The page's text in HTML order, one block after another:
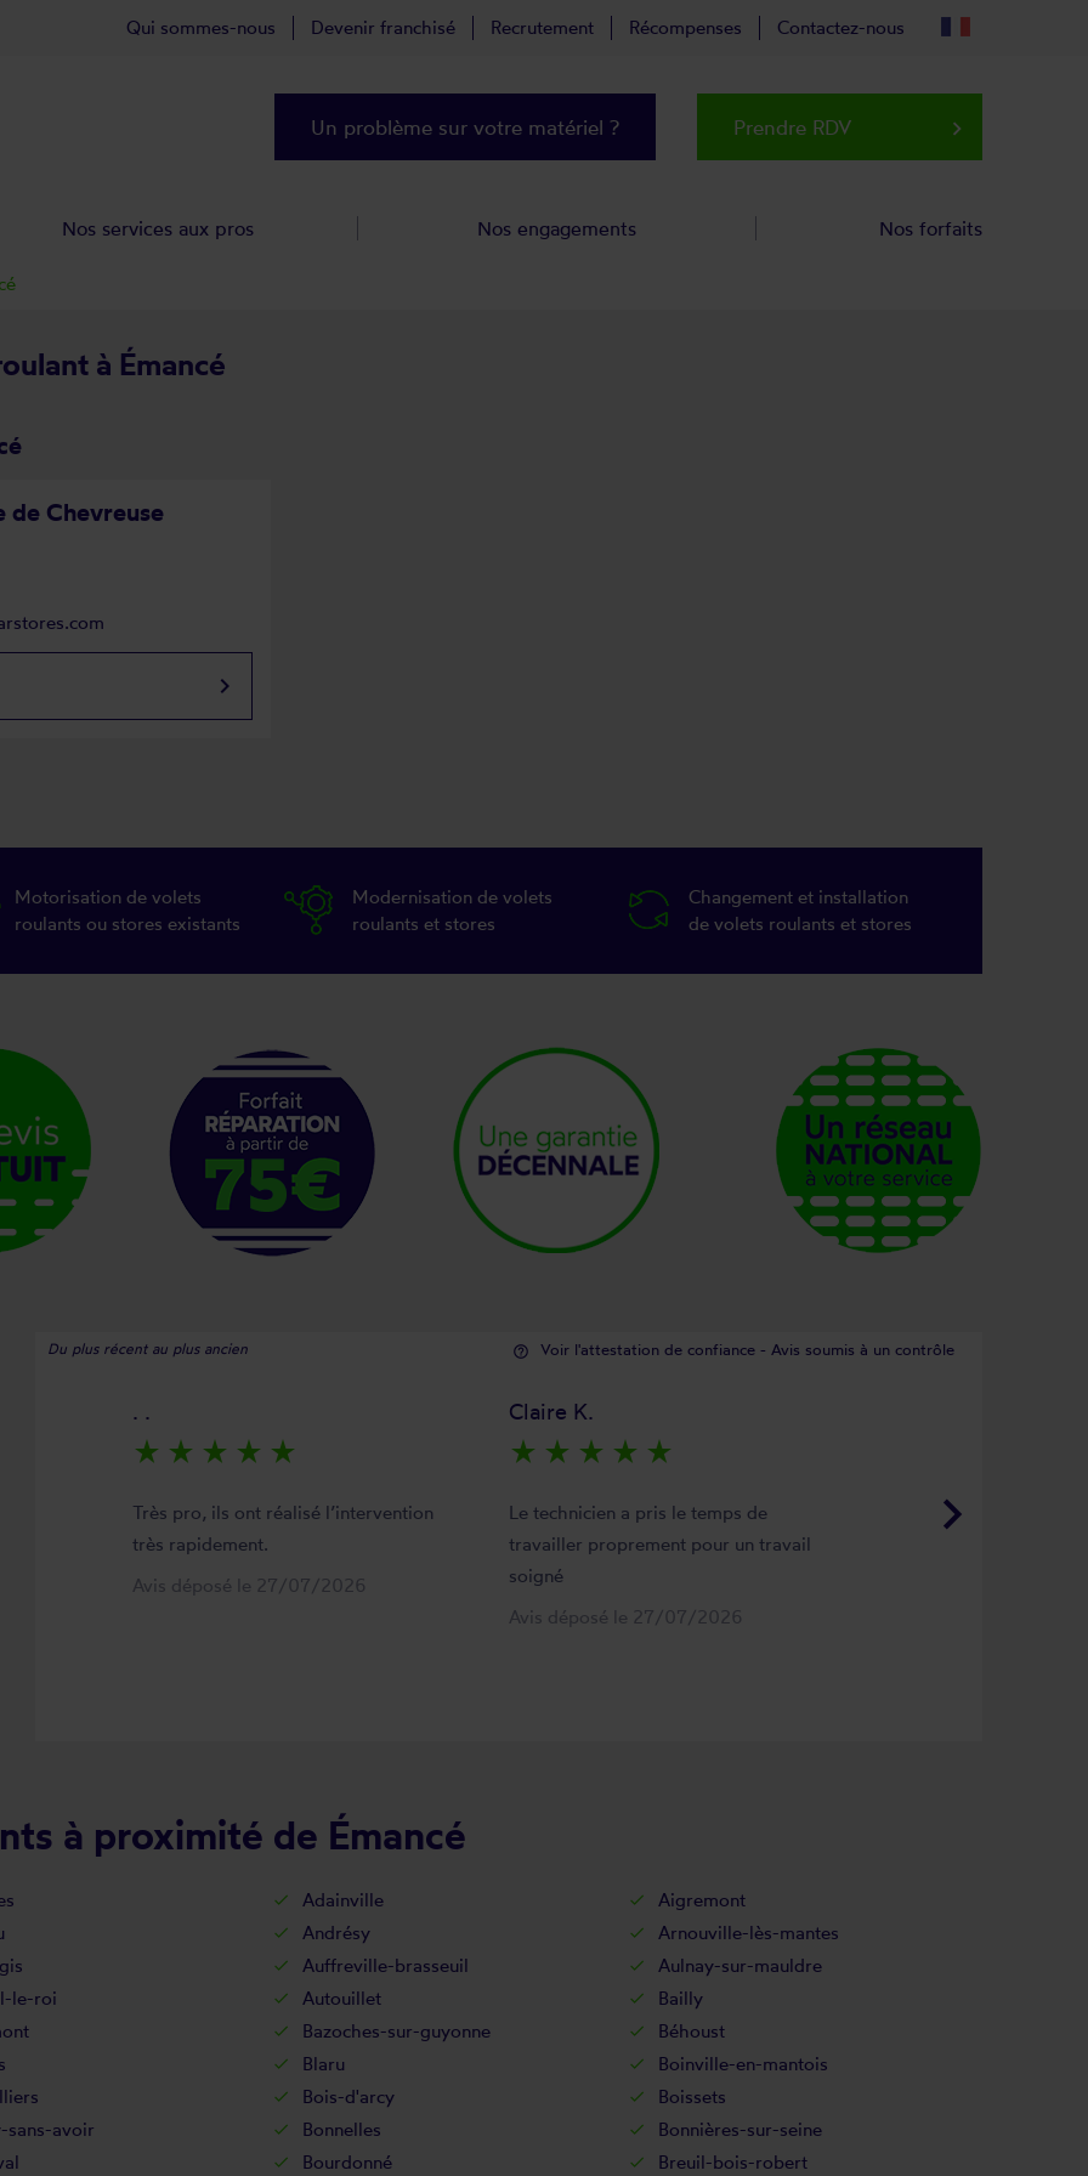
à Émancé
de Chevreuse
keyboard_arrow_right
Motorisation de volets
roulants ou stores existants
Modernisation de volets
roulants et stores
Changement et installation
de volets roulants et stores
Du plus récent au plus ancien help_outline Voir l'attestation de confiance - Avis soumis à un contrôle
keyboard_arrow_right
. .
star_rate star_rate star_rate star_rate star_rate
Très pro, ils ont réalisé l’intervention
très rapidement.
Avis déposé le 27/07/2026
Claire K.
star_rate star_rate star_rate star_rate star_rate
Le technicien a pris le temps de
travailler proprement pour un travail
soigné
Avis déposé le 27/07/2026
à proximité de Émancé
Adainville
Aigremont
Andrésy
Arnouville-lès-mantes
Auffreville-brasseuil
Aulnay-sur-mauldre
le-roi Autouillet
Bailly
Bazoches-sur-guyonne
Béhoust
Blaru
Boinville-en-mantois
Bois-d'arcy
Boissets
sans-avoir Bonnelles
Bonnières-sur-seine
Bourdonné
Breuil-bois-robert
Qui sommes-nous Devenir franchisé Recrutement Récompenses Contactez-nous
Un problème sur votre matériel ? Prendre RDV keyboard_arrow_right
Nos services aux pros Nos engagements Nos forfaits